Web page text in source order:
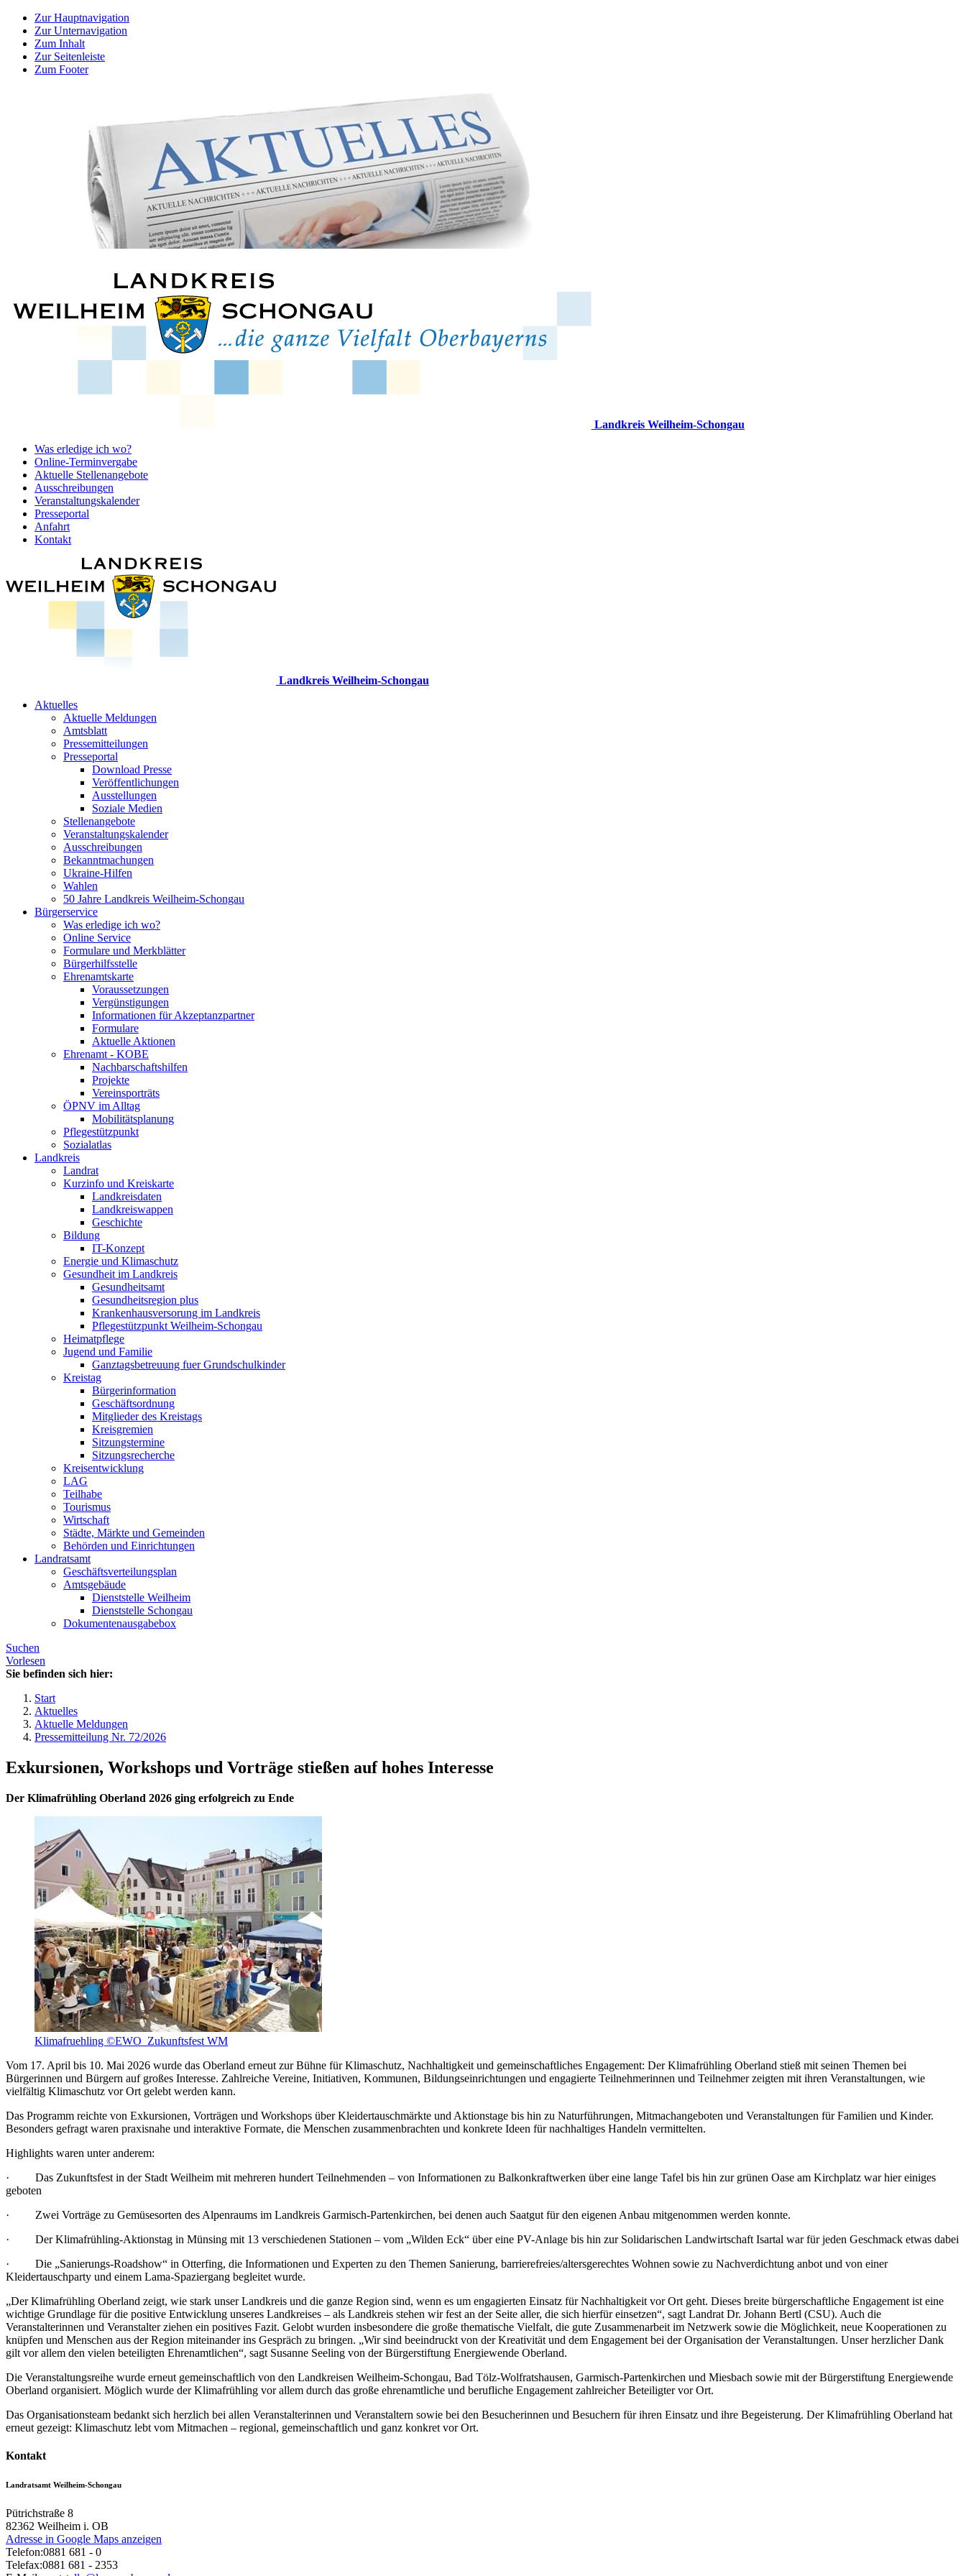
Zur Hauptnavigation
Zur Unternavigation
Zum Inhalt
Zur Seitenleiste
Zum Footer
Landkreis Weilheim-Schongau
Was erledige ich wo?
Online-Terminvergabe
Aktuelle Stellenangebote
Ausschreibungen
Veranstaltungskalender
Presseportal
Anfahrt
Kontakt
Landkreis Weilheim-Schongau
Aktuelles
Aktuelle Meldungen
Amtsblatt
Pressemitteilungen
Presseportal
Download Presse
Veröffentlichungen
Ausstellungen
Soziale Medien
Stellenangebote
Veranstaltungskalender
Ausschreibungen
Bekanntmachungen
Ukraine-Hilfen
Wahlen
50 Jahre Landkreis Weilheim-Schongau
Bürgerservice
Was erledige ich wo?
Online Service
Formulare und Merkblätter
Bürgerhilfsstelle
Ehrenamtskarte
Voraussetzungen
Vergünstigungen
Informationen für Akzeptanzpartner
Formulare
Aktuelle Aktionen
Ehrenamt - KOBE
Nachbarschaftshilfen
Projekte
Vereinsporträts
ÖPNV im Alltag
Mobilitätsplanung
Pflegestützpunkt
Sozialatlas
Landkreis
Landrat
Kurzinfo und Kreiskarte
Landkreisdaten
Landkreiswappen
Geschichte
Bildung
IT-Konzept
Energie und Klimaschutz
Gesundheit im Landkreis
Gesundheitsamt
Gesundheitsregion plus
Krankenhausversorung im Landkreis
Pflegestützpunkt Weilheim-Schongau
Heimatpflege
Jugend und Familie
Ganztagsbetreuung fuer Grundschulkinder
Kreistag
Bürgerinformation
Geschäftsordnung
Mitglieder des Kreistags
Kreisgremien
Sitzungstermine
Sitzungsrecherche
Kreisentwicklung
LAG
Teilhabe
Tourismus
Wirtschaft
Städte, Märkte und Gemeinden
Behörden und Einrichtungen
Landratsamt
Geschäftsverteilungsplan
Amtsgebäude
Dienststelle Weilheim
Dienststelle Schongau
Dokumentenausgabebox
Suchen
Vorlesen
Sie befinden sich hier:
Start
Aktuelles
Aktuelle Meldungen
Pressemitteilung Nr. 72/2026
Exkursionen, Workshops und Vorträge stießen auf hohes Interesse
Der Klimafrühling Oberland 2026 ging erfolgreich zu Ende
Klimafruehling ©EWO_Zukunftsfest WM
Vom 17. April bis 10. Mai 2026 wurde das Oberland erneut zur Bühne für Klimaschutz, Nachhaltigkeit und gemeinschaftliches Engagement: Der Klimafrühling Oberland stieß mit seinen Themen bei
Bürgerinnen und Bürgern auf großes Interesse. Zahlreiche Vereine, Initiativen, Kommunen, Bildungseinrichtungen und engagierte Teilnehmerinnen und Teilnehmer zeigten mit ihren Veranstaltungen, wie
vielfältig Klimaschutz vor Ort gelebt werden kann.
Das Programm reichte von Exkursionen, Vorträgen und Workshops über Kleidertauschmärkte und Aktionstage bis hin zu Naturführungen, Mitmachangeboten und Veranstaltungen für Familien und Kinder.
Besonders gefragt waren praxisnahe und interaktive Formate, die Menschen zusammenbrachten und konkrete Ideen für nachhaltiges Handeln vermittelten.
Highlights waren unter anderem:
· Das Zukunftsfest in der Stadt Weilheim mit mehreren hundert Teilnehmenden – von Informationen zu Balkonkraftwerken über eine lange Tafel bis hin zur grünen Oase am Kirchplatz war hier einiges
geboten
· Zwei Vorträge zu Gemüsesorten des Alpenraums im Landkreis Garmisch-Partenkirchen, bei denen auch Saatgut für den eigenen Anbau mitgenommen werden konnte.
· Der Klimafrühling-Aktionstag in Münsing mit 13 verschiedenen Stationen – vom „Wilden Eck“ über eine PV-Anlage bis hin zur Solidarischen Landwirtschaft Isartal war für jeden Geschmack etwas dabei
· Die „Sanierungs-Roadshow“ in Otterfing, die Informationen und Experten zu den Themen Sanierung, barrierefreies/altersgerechtes Wohnen sowie zu Nachverdichtung anbot und von einer
Kleidertauschparty und einem Lama-Spaziergang begleitet wurde.
„Der Klimafrühling Oberland zeigt, wie stark unser Landkreis und die ganze Region sind, wenn es um engagierten Einsatz für Nachhaltigkeit vor Ort geht. Dieses breite bürgerschaftliche Engagement ist eine
wichtige Grundlage für die positive Entwicklung unseres Landkreises – als Landkreis stehen wir fest an der Seite aller, die sich hierfür einsetzen“, sagt Landrat Dr. Johann Bertl (CSU). Auch die
Veranstalterinnen und Veranstalter ziehen ein positives Fazit. Gelobt wurden insbesondere die große thematische Vielfalt, die gute Zusammenarbeit im Netzwerk sowie die Möglichkeit, neue Kooperationen zu
knüpfen und Menschen aus der Region miteinander ins Gespräch zu bringen. „Wir sind beeindruckt von der Kreativität und dem Engagement bei der Organisation der Veranstaltungen. Unser herzlicher Dank
gilt vor allem den vielen beteiligten Ehrenamtlichen“, sagt Susanne Seeling von der Bürgerstiftung Energiewende Oberland.
Die Veranstaltungsreihe wurde erneut gemeinschaftlich von den Landkreisen Weilheim-Schongau, Bad Tölz-Wolfratshausen, Garmisch-Partenkirchen und Miesbach sowie mit der Bürgerstiftung Energiewende
Oberland organisiert. Möglich wurde der Klimafrühling vor allem durch das große ehrenamtliche und berufliche Engagement zahlreicher Beteiligter vor Ort.
Das Organisationsteam bedankt sich herzlich bei allen Veranstalterinnen und Veranstaltern sowie bei den Besucherinnen und Besuchern für ihren Einsatz und ihre Begeisterung. Der Klimafrühling Oberland hat
erneut gezeigt: Klimaschutz lebt vom Mitmachen – regional, gemeinschaftlich und ganz konkret vor Ort.
Kontakt
Landratsamt Weilheim-Schongau
Pütrichstraße 8
82362 Weilheim i. OB
Adresse in Google Maps anzeigen
Telefon:0881 681 - 0
Telefax:0881 681 - 2353